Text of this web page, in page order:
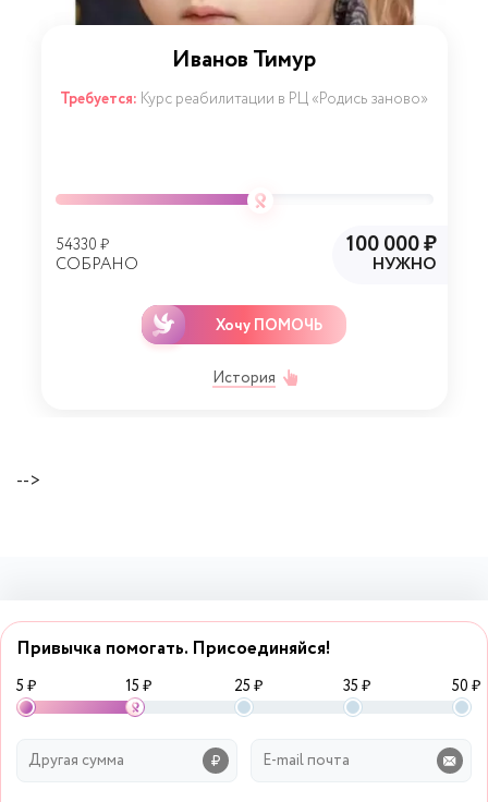
Иванов Тимур
Требуется: Курс реабилитации в РЦ «Родись заново»
54330 ₽
СОБРАНО
100 000 ₽
НУЖНО
Хочу ПОМОЧЬ
История
-->
Привычка помогать. Присоединяйся!
5 ₽ 15 ₽ 25 ₽ 35 ₽ 50 ₽